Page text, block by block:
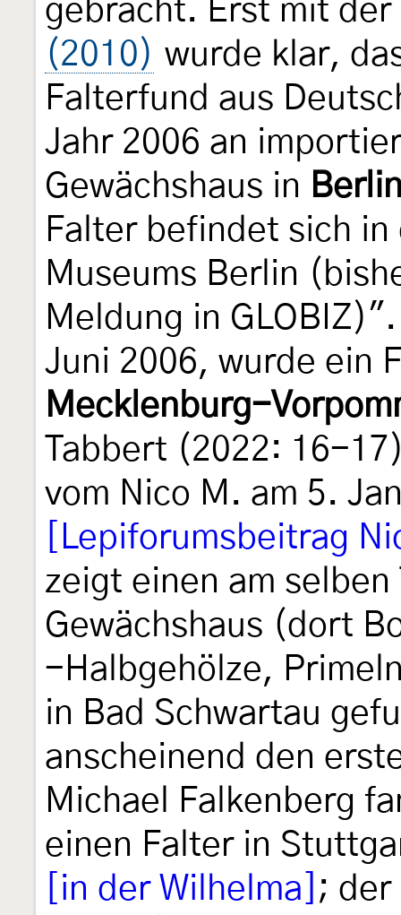
gebracht. Erst mit
(2010) wurde klar,
Falterfund aus
Jahr 2006 an
Gewächshaus in
Falter befindet sich in
Museums Berlin
Meldung in
Juni 2006, wurde ein
Mecklenburg-
Tabbert (2022: 16-
vom Nico M. am 5.
[Lepiforumsbeitrag
zeigt einen am
Gewächshaus (dort
-Halbgehölze,
in Bad Schwartau
anscheinend den
Michael Falkenberg
einen Falter in
[in der Wilhelma] ; der